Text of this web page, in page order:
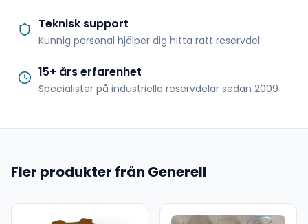
Teknisk support
Kunnig personal hjälper dig hitta rätt reservdel
15+ års erfarenhet
Specialister på industriella reservdelar sedan 2009
Fler produkter från Generell